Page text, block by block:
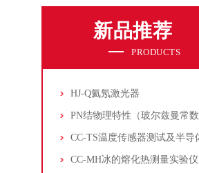
新品推荐
PRODUCTS
HJ-Q氦氖激光器
CC-MH冰的熔化热测量实验仪